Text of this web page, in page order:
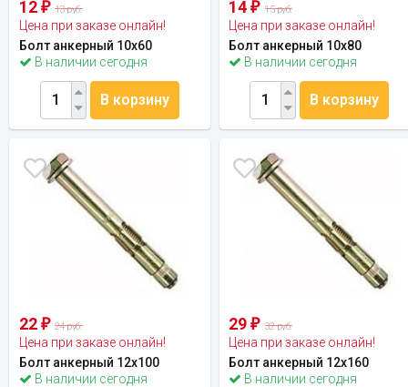
12 ₽ 13 руб.
Цена при заказе онлайн!
Болт анкерный 10x60
В наличии сегодня
В корзину
14₽ 15 руб.
Цена при заказе онлайн!
Болт анкерный 10x80
В наличии сегодня
В корзину
22 ₽ 24 руб.
Цена при заказе онлайн!
Болт анкерный 12x100
В наличии сегодня
29₽ 32 руб.
Цена при заказе онлайн!
Болт анкерный 12x160
В наличии сегодня